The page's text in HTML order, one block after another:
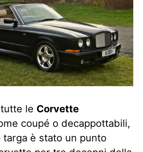
le Corvette
coupé o decappottabili,
è stato un punto